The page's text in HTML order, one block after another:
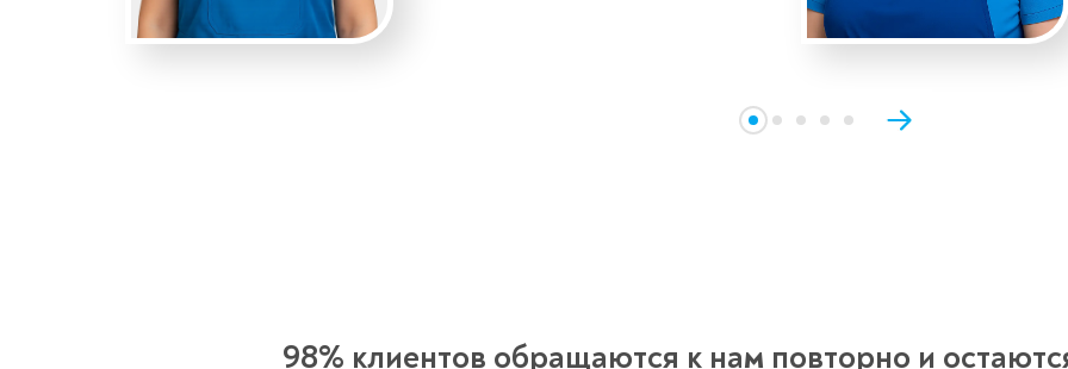
98% клиентов обращаются к нам повторно и